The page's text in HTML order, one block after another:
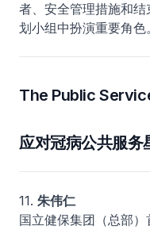
者、安全管理措施和
划小组中扮演重要角色。
The Public
应对冠病公共服务
11. 朱伟仁
国立健保集团（总部